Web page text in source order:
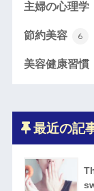
主婦の心理学
節約美容 6
美容健康習慣
最近の記